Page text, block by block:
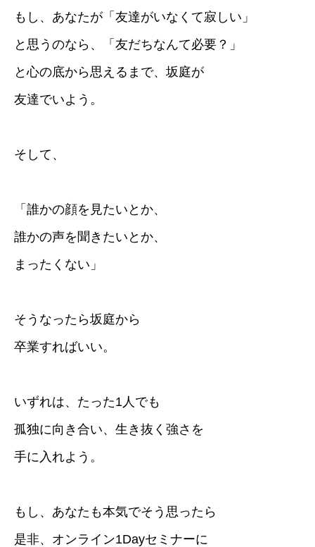
もし、あなたが「友達がいなくて寂しい」
と思うのなら、「友だちなんて必要？」
と心の底から思えるまで、坂庭が
友達でいよう。
そして、
「誰かの顔を見たいとか、
誰かの声を聞きたいとか、
まったくない」
そうなったら坂庭から
卒業すればいい。
いずれは、たった1人でも
孤独に向き合い、生き抜く強さを
手に入れよう。
もし、あなたも本気でそう思ったら
是非、オンライン1Dayセミナーに